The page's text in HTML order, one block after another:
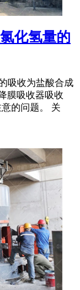
化氢量的
吸收为盐酸合成
膜吸收器吸收
的问题。 关